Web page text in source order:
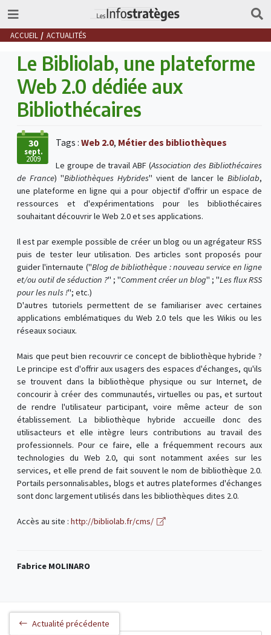
ACCUEIL ACTUALITÉS
Le Bibliolab, une plateforme
Web 2.0 dédiée aux
Bibliothécaires
30
sept.
2009
Tags : Web 2.0, Métier des bibliothèques
Le groupe de travail ABF (Association des Bibliothécaires
de France) "Bibliothèques Hybrides" vient de lancer leBibliolab,
une plateforme en ligne qui a pour objectif d'offrir un espace de
ressources et d'expérimentations pour les bibliothécaires
souhaitant découvrir le Web 2.0 et ses applications.
Il est par exemple possible de créer un blog ou un agrégateur RSS
puis de tester leur utilisation. Des articles sont proposés pour
guider l'internaute ("Blog de bibliothèque : nouveau service en ligne
et/ou outil de séduction ?" ; "Comment créer un blog" ; "Les flux RSS
pour les nuls !"; etc.)
D'autres tutoriels permettent de se familiariser avec certaines
applications emblématiques du Web 2.0 tels que les Wikis ou les
réseaux sociaux.
Mais que peut bien recouvrir ce concept de bibliothèque hybride ?
Le principe est d'offrir aux usagers des espaces d'échanges, qu'ils
se trouvent dans la bibliothèque physique ou sur Internet, de
concourir à créer des communautés, virtuelles ou pas, et surtout
de rendre l'utilisateur participant, voire même acteur de son
établissement. La bibliothèque hybride accueille donc des
utilisacteurs et elle intègre leurs contributions au travail des
professionnels. Pour ce faire, elle a fréquemment recours aux
technologies du Web 2.0, qui sont notamment axées sur les
services, et elle prend de fait souvent le nom de bibliothèque 2.0.
Portails personnalisables, blogs et autres plateformes d'échanges
sont donc largement utilisés dans les bibliothèques dites 2.0.
Accès au site : http://bibliolab.fr/cms/
Fabrice MOLINARO
Actualité précédente